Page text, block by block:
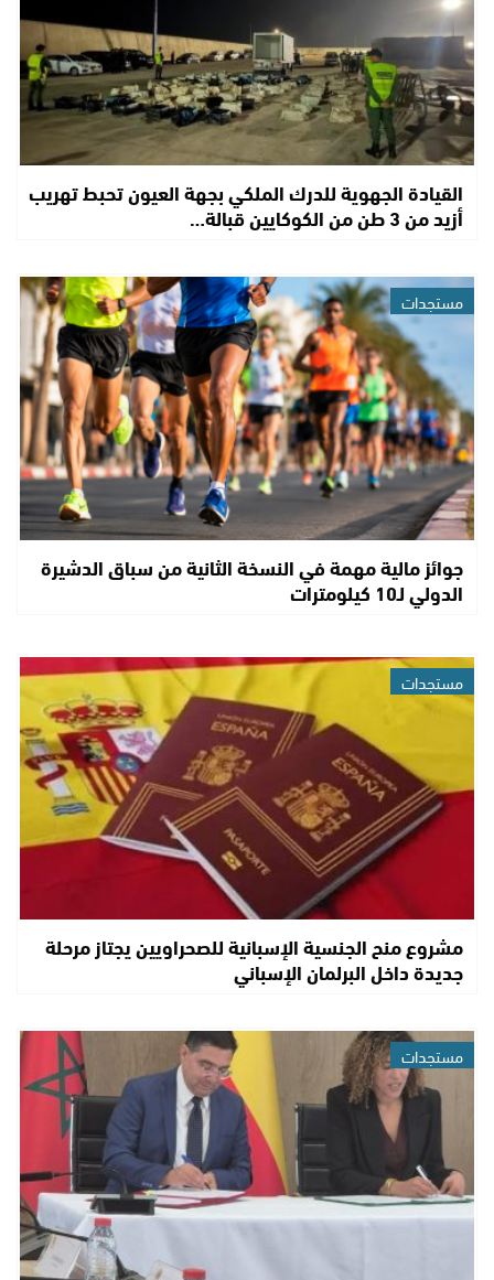
القيادة الجهوية للدرك الملكي بجهة العيون تحبط تهريب
أزيد من 3 طن من الكوكايين قبالة…
مستجدات
جوائز مالية مهمة في النسخة الثانية من سباق الدشيرة
الدولي لـ10 كيلومترات
مستجدات
مشروع منح الجنسية الإسبانية للصحراويين يجتاز مرحلة
جديدة داخل البرلمان الإسباني
مستجدات